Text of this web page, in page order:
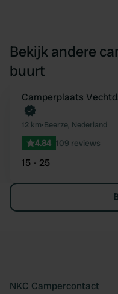
Bekijk andere
buurt
Camperplaats
12 km•Beerze, Nederland
4.84 109 reviews
15 - 25
NKC Campercontact